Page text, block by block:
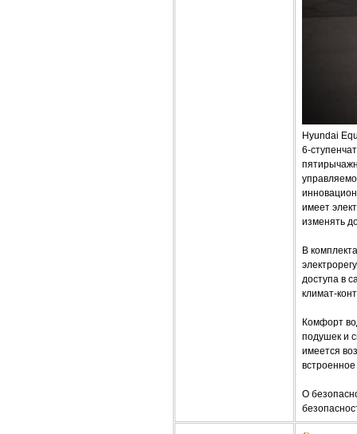
Hyundai
6-
имеет
изменять
В
доступа в
климат-
Комфорт
подушек и
имеется
О